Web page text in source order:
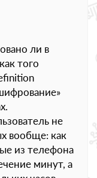
ли в
того
не
вообще: как
из телефона
минут, а